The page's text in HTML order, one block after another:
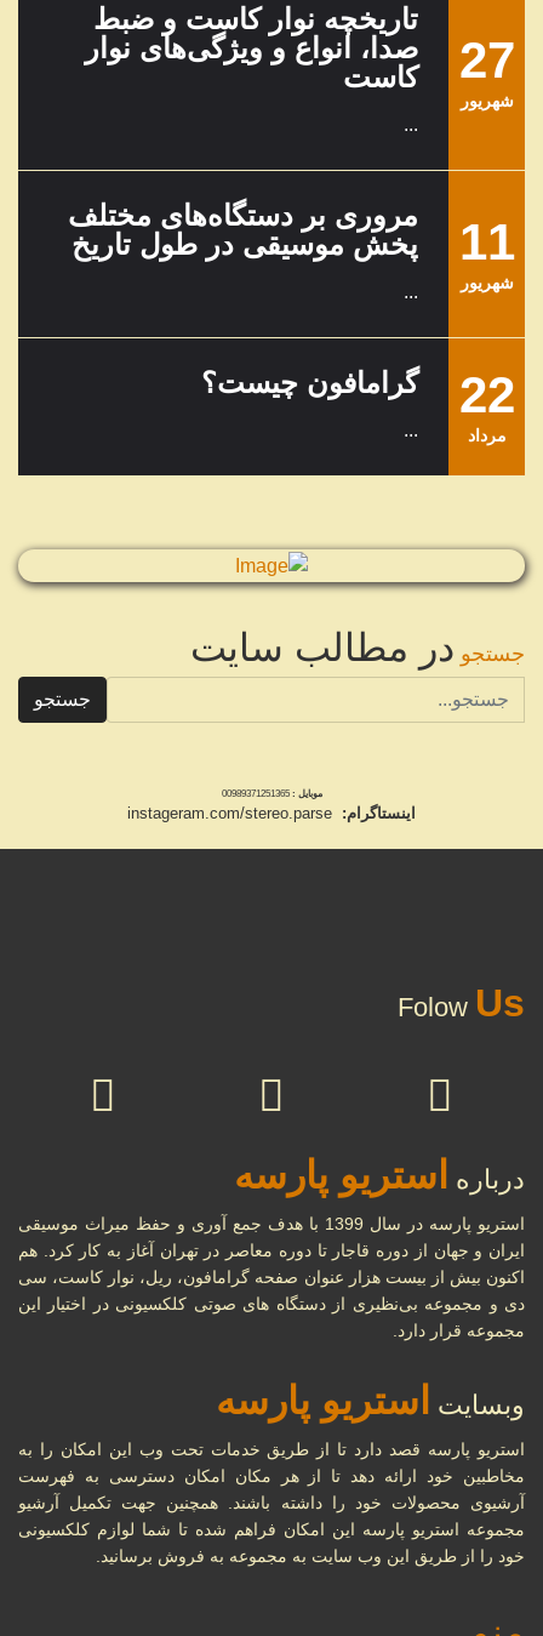
27
شهریور
تاریخچه نوار کاست و ضبط
صدا، انواع و ویژگی‌های نوار
کاست
...
11
شهریور
مروری بر دستگاه‌های مختلف
پخش موسیقی در طول تاریخ
...
22
مرداد
گرامافون چیست؟
...
جستجو در مطالب سایت
جستجو
موبایل : 00989371251365
اینستاگرام: instageram.com/stereo.parse
Folow Us
درباره استریو پارسه
استریو پارسه در سال 1399 با هدف جمع آوری و حفظ میراث موسیقی
ایران و جهان از دوره قاجار تا دوره معاصر در تهران آغاز به کار کرد. هم
اکنون بیش از بیست هزار عنوان صفحه گرامافون، ریل، نوار کاست، سی
دی و مجموعه بی‌نظیری از دستگاه های صوتی کلکسیونی در اختیار این
مجموعه قرار دارد.
وبسایت استریو پارسه
استریو پارسه قصد دارد تا از طریق خدمات تحت وب این امکان را به
مخاطبین خود ارائه دهد تا از هر مکان امکان دسترسی به فهرست
آرشیوی محصولات خود را داشته باشند. همچنین جهت تکمیل آرشیو
مجموعه استریو پارسه این امکان فراهم شده تا شما لوازم کلکسیونی
خود را از طریق این وب سایت به مجموعه به فروش برسانید.